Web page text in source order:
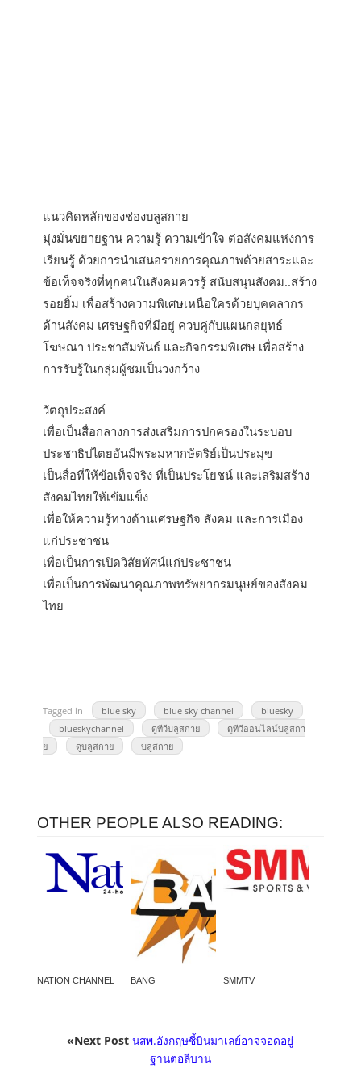
แนวคิดหลักของช่องบลูสกาย
มุ่งมั่นขยายฐาน ความรู้ ความเข้าใจ ต่อสังคมแห่งการ
เรียนรู้ ด้วยการนำเสนอรายการคุณภาพด้วยสาระและ
ข้อเท็จจริงที่ทุกคนในสังคมควรรู้ สนับสนุนสังคม..สร้าง
รอยยิ้ม เพื่อสร้างความพิเศษเหนือใครด้วยบุคคลากร
ด้านสังคม เศรษฐกิจที่มีอยู่ ควบคู่กับแผนกลยุทธ์
โฆษณา ประชาสัมพันธ์ และกิจกรรมพิเศษ เพื่อสร้าง
การรับรู้ในกลุ่มผู้ชมเป็นวงกว้าง
วัตถุประสงค์
เพื่อเป็นสื่อกลางการส่งเสริมการปกครองในระบอบ
ประชาธิปไตยอันมีพระมหากษัตริย์เป็นประมุข
เป็นสื่อที่ให้ข้อเท็จจริง ที่เป็นประโยชน์ และเสริมสร้าง
สังคมไทยให้เข้มแข็ง
เพื่อให้ความรู้ทางด้านเศรษฐกิจ สังคม และการเมือง
แก่ประชาชน
เพื่อเป็นการเปิดวิสัยทัศน์แก่ประชาชน
เพื่อเป็นการพัฒนาคุณภาพทรัพยากรมนุษย์ของสังคม
ไทย
Tagged in blue sky blue sky channel
bluesky
blueskychannel
ดูทีวีบลูสกาย
ดูทีวีออนไลน์บลูสกา
ย
ดูบลูสกาย บลูสกาย
OTHER PEOPLE ALSO READING:
NATION CHANNEL BANG SMMTV
«Next Postนสพ.อังกฤษชี้บินมาเลย์อาจจอดอยู่
ฐานตอลีบาน